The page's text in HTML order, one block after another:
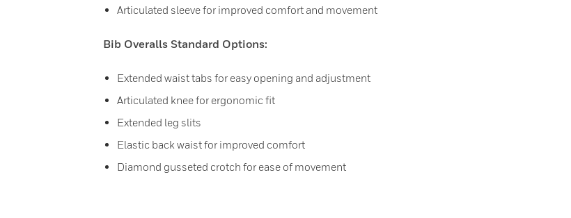
Articulated sleeve for improved comfort and movement
Bib Overalls Standard Options:
Extended waist tabs for easy opening and adjustment
Articulated knee for ergonomic fit
Extended leg slits
Elastic back waist for improved comfort
Diamond gusseted crotch for ease of movement